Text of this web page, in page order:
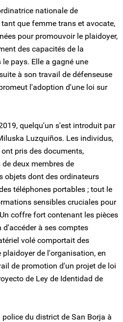
nationale de
que femme trans et avocate,
pour promouvoir le plaidoyer,
des capacités de la
pays. Elle a gagné une
à son travail de défenseuse
l'adoption d'une loi sur
quelqu'un s'est introduit par
Luzquiños. Les individus,
pris des documents,
deux membres de
objets dont des ordinateurs
téléphones portables ; tout le
sensibles cruciales pour
coffre fort contenant les pièces
à ses comptes
volé comportait des
de l'organisation, en
de promotion d'un projet de loi
de Ley de Identidad de
du district de San Borja à